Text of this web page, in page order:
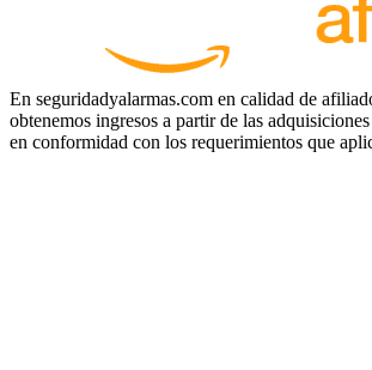
En seguridadyalarmas.com en calidad de
obtenemos ingresos a partir de las
en conformidad con los requerimientos que